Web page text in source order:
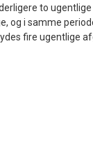
to
og i samme
fire ugentlige